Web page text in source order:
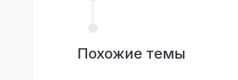
Похожие темы